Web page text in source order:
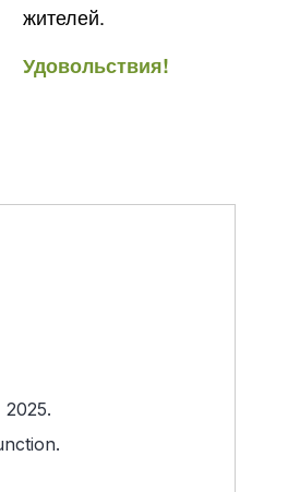
жителей.
Удовольствия!